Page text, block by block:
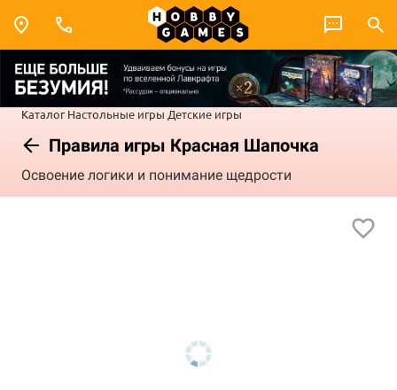
Каталог Настольные игры Детские игры
Правила игры Красная Шапочка
Освоение логики и понимание щедрости